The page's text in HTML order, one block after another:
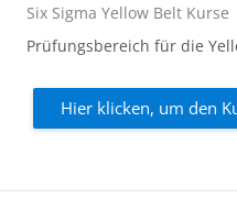
Kursbereich
Six Sigma Yellow Belt Kurse
Prüfungsbereich für die
Hier klicken, um den